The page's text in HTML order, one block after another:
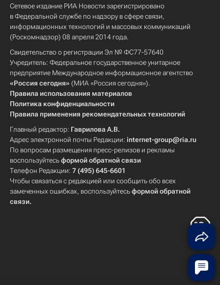
Сетевое издание РИА Новости зарегистрировано
в Федеральной службе по надзору в сфере связи,
информационных технологий и массовых коммуникаций
(Роскомнадзор) 08 апреля 2014 года.
Свидетельство о регистрации Эл № ФС77-57640
Учредитель: Федеральное государственное унитарное
предприятие Международное информационное агентство
«Россия сегодня» (МИА «Россия сегодня»).
Правила использования материалов
Политика конфиденциальности
Правила применения рекомендательных технологий
Главный редактор: Гаврилова А.В.
Адрес электронной почты Редакции: internet-group@ria.ru
По вопросам размещения пресс-релизов и рекламы
воспользуйтесьформой обратной связи
Телефон Редакции: 7 (495) 645-6601
Чтобы связаться с редакцией или сообщить обо всех
замеченных ошибках, воспользуйтесьформой обратной
связи.